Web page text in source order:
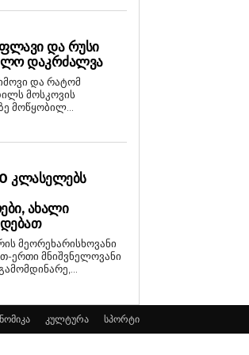
ᲓᲐ ᲠᲣᲡᲘ
ᲓᲐᲙᲠᲫᲐᲚᲕᲐ
და რატომ
მოსკოვის
მოწყობილ...
ᲙᲚᲐᲡᲔᲚᲔᲑᲡ
ᲐᲮᲐᲚᲘ
მეორეხარისხოვანი
ერთი მნიშვნელოვანი
კულტურა სპორტი